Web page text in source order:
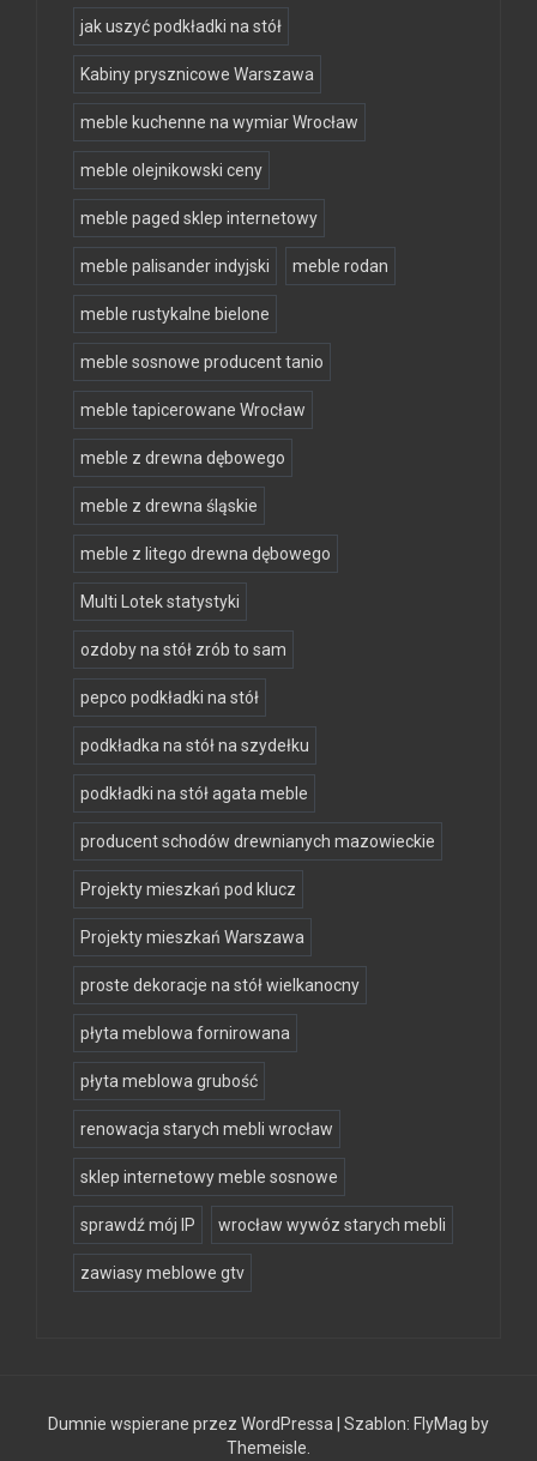
jak uszyć podkładki na stół
Kabiny prysznicowe Warszawa
meble kuchenne na wymiar Wrocław
meble olejnikowski ceny
meble paged sklep internetowy
meble palisander indyjski meble rodan
meble rustykalne bielone
meble sosnowe producent tanio
meble tapicerowane Wrocław
meble z drewna dębowego
meble z drewna śląskie
meble z litego drewna dębowego
Multi Lotek statystyki
ozdoby na stół zrób to sam
pepco podkładki na stół
podkładka na stół na szydełku
podkładki na stół agata meble
producent schodów drewnianych mazowieckie
Projekty mieszkań pod klucz
Projekty mieszkań Warszawa
proste dekoracje na stół wielkanocny
płyta meblowa fornirowana
płyta meblowa grubość
renowacja starych mebli wrocław
sklep internetowy meble sosnowe
sprawdź mój IP wrocław wywóz starych mebli
zawiasy meblowe gtv
Dumnie wspierane przez WordPressa | Szablon: FlyMag by
Themeisle.